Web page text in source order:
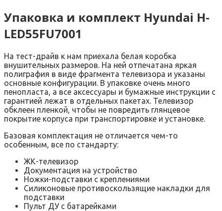
Упаковка и комплект Hyundai H-
LED55FU7001
На тест-драйв к нам приехала белая коробка
внушительных размеров. На ней отпечатана яркая
полиграфия в виде фрагмента телевизора и указаны
основные конфигурации. В упаковке очень много
пенопласта, а все аксессуары и бумажные инструкции с
гарантией лежат в отдельных пакетах. Телевизор
обклеен пленкой, чтобы не повредить глянцевое
покрытие корпуса при транспортировке и установке.
Базовая комплектация не отличается чем-то
особенным, все по стандарту:
ЖК-телевизор
Документация на устройство
Ножки-подставки с креплениями
Силиконовые противоскользящие накладки для
подставки
Пульт ДУ с батарейками